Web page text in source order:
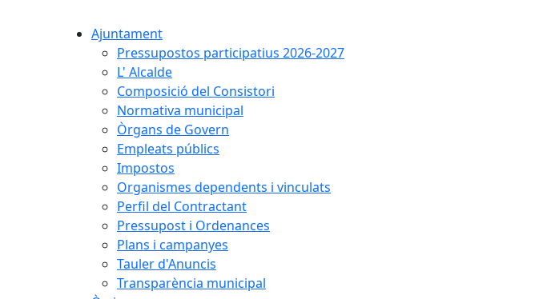
Ajuntament
Pressupostos participatius 2026-2027
L' Alcalde
Composició del Consistori
Normativa municipal
Òrgans de Govern
Empleats públics
Impostos
Organismes dependents i vinculats
Perfil del Contractant
Pressupost i Ordenances
Plans i campanyes
Tauler d'Anuncis
Transparència municipal